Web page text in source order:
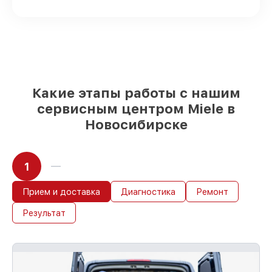
Какие этапы работы с нашим
сервисным центром Miele в
Новосибирске
1
Прием и доставка Диагностика Ремонт
Результат